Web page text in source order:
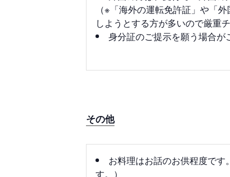
（※「海外の運転免許証」や「
しようとする方が多いので厳重
身分証のご提示を願う場合
その他
お料理はお話のお供程度で
す。）